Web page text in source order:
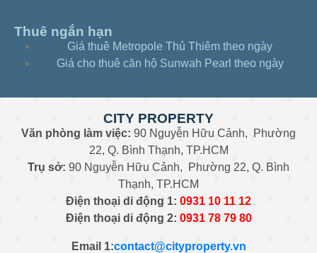
Thuê ngắn hạn
Giá thuê Metropole Thủ Thiêm theo ngày
Giá cho thuê căn hộ Sunwah Pearl theo ngày
CITY PROPERTY
Văn phòng làm việc: 90 Nguyễn Hữu Cảnh, Phường
22, Q. Bình Thạnh, TP.HCM
Trụ sở: 90 Nguyễn Hữu Cảnh, Phường 22, Q. Bình
Thạnh, TP.HCM
Điện thoại di động 1: 0931 10 11 12
Điện thoại di động 2: 0931 78 79 80
Email 1:contact@cityproperty.vn